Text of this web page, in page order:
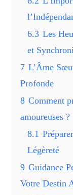
6.3 Les
et
7 L’Âme
Profonde
8 Comment
amoureuses ?
8.1
Légèreté
9 Guidance
Votre Destin